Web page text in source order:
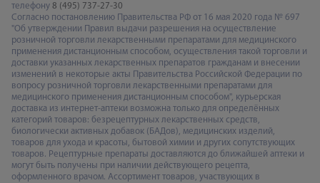
телефону 8 (495) 737-27-30
Согласно постановлению Правительства РФ от 16 мая 2020 года № 697
"Об утверждении Правил выдачи разрешения на осуществление
розничной торговли лекарственными препаратами для медицинского
применения дистанционным способом, осуществления такой торговли и
доставки указанных лекарственных препаратов гражданам и внесении
изменений в некоторые акты Правительства Российской Федерации по
вопросу розничной торговли лекарственными препаратами для
медицинского применения дистанционным способом", курьерская
доставка из интернет-аптеки возможна только для определённых
категорий товаров: безрецептурных лекарственных средств,
биологически активных добавок (БАДов), медицинских изделий,
товаров для ухода и красоты, бытовой химии и других сопутствующих
товаров. Рецептурные препараты доставляются до ближайшей аптеки и
могут быть получены при наличии действующего рецепта,
оформленного врачом. Ассортимент товаров, участвующих в